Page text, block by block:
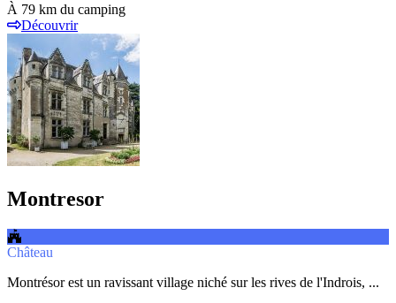
À 79 km du camping
Découvrir
Montresor
Château
Montrésor est un ravissant village niché sur les rives de l'Indrois, ...